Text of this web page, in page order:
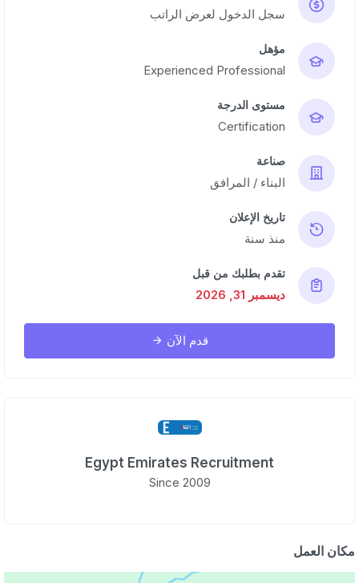
سجل الدخول لعرض الراتب
مؤهل
Experienced Professional
مستوى الدرجة
Certification
صناعة
البناء / المرافق
تاريخ الإعلان
منذ سنة
تقدم بطلبك من قبل
ديسمبر 31, 2026
قدم الآن
Egypt Emirates Recruitment
Since 2009
مكان العمل